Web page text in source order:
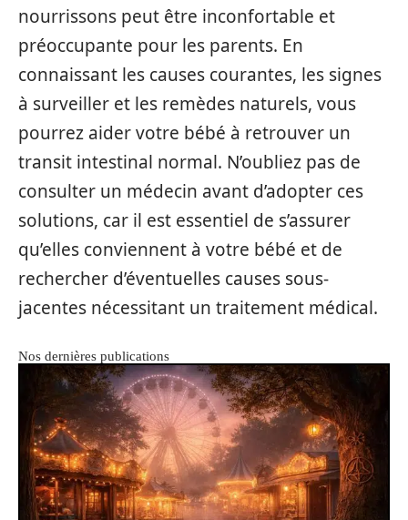
nourrissons peut être inconfortable et
préoccupante pour les parents. En
connaissant les causes courantes, les signes
à surveiller et les remèdes naturels, vous
pourrez aider votre bébé à retrouver un
transit intestinal normal. N’oubliez pas de
consulter un médecin avant d’adopter ces
solutions, car il est essentiel de s’assurer
qu’elles conviennent à votre bébé et de
rechercher d’éventuelles causes sous-
jacentes nécessitant un traitement médical.
Nos dernières publications